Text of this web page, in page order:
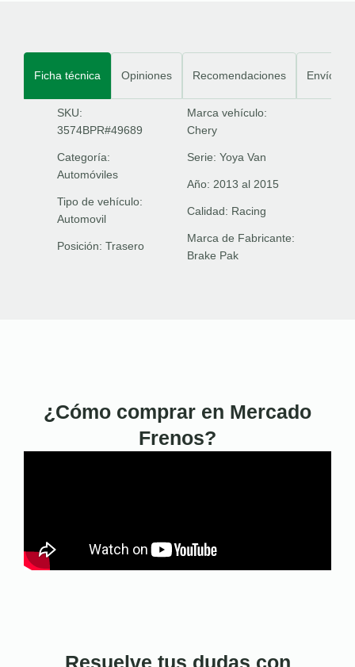
Ficha técnica Opiniones Recomendaciones Envíos
SKU:
3574BPR#49689
Categoría:
Automóviles
Tipo de vehículo:
Automovil
Posición: Trasero
Marca vehículo:
Chery
Serie: Yoya Van
Año: 2013 al 2015
Calidad: Racing
Marca de Fabricante:
Brake Pak
¿Cómo comprar en Mercado
Frenos?
Resuelve tus dudas con